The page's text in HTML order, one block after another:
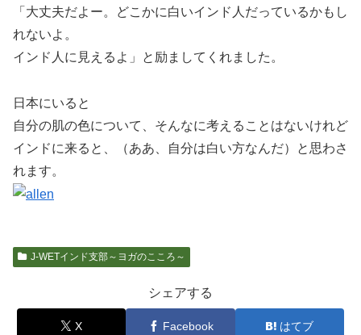
「大丈夫だよー。どこかに白いインド人だっているかもし
れないよ。
インド人に見えるよ」と励ましてくれました。
日本にいると
自分の肌の色について、そんなに考えることはないけれど
インドに来ると、（ああ、自分は白い方なんだ）と思わさ
れます。
J-WETインド支部～ヨガのこころ～
シェアする
X Facebook はてブ